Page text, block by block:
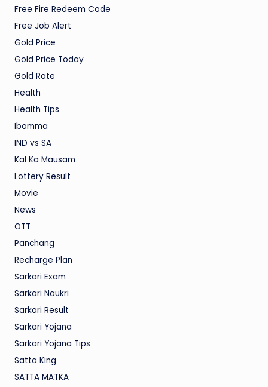
Free Fire Redeem Code
Free Job Alert
Gold Price
Gold Price Today
Gold Rate
Health
Health Tips
Ibomma
IND vs SA
Kal Ka Mausam
Lottery Result
Movie
News
OTT
Panchang
Recharge Plan
Sarkari Exam
Sarkari Naukri
Sarkari Result
Sarkari Yojana
Sarkari Yojana Tips
Satta King
SATTA MATKA